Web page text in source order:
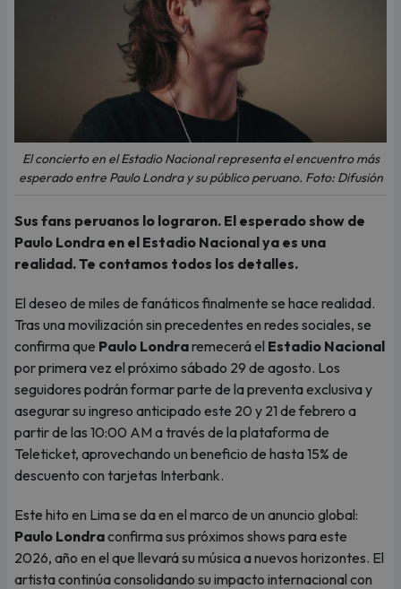
El concierto en el Estadio Nacional representa el encuentro más
esperado entre Paulo Londra y su público peruano. Foto: Difusión
Sus fans peruanos lo lograron. El esperado show de
Paulo Londra en el Estadio Nacional ya es una
realidad. Te contamos todos los detalles.
El deseo de miles de fanáticos finalmente se hace realidad.
Tras una movilización sin precedentes en redes sociales, se
confirma que Paulo Londraremecerá el Estadio Nacional
por primera vez el próximo sábado 29 de agosto. Los
seguidores podrán formar parte de la preventa exclusiva y
asegurar su ingreso anticipado este 20 y 21 de febrero a
partir de las 10:00 AM a través de la plataforma de
Teleticket, aprovechando un beneficio de hasta 15% de
descuento con tarjetas Interbank.
Este hito en Lima se da en el marco de un anuncio global:
Paulo Londraconfirma sus próximos shows para este
2026, año en el que llevará su música a nuevos horizontes. El
artista continúa consolidando su impacto internacional con